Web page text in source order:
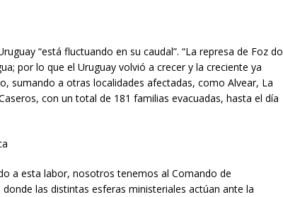
“está fluctuando en su caudal”. “La represa de Foz do
por lo que el Uruguay volvió a crecer y la creciente ya
sumando a otras localidades afectadas, como Alvear, La
con un total de 181 familias evacuadas, hasta el día
a esta labor, nosotros tenemos al Comando de
donde las distintas esferas ministeriales actúan ante la